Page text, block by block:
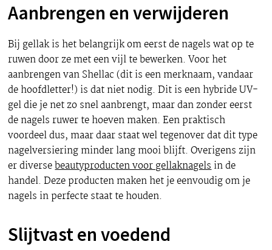
Aanbrengen en verwijderen
Bij gellak is het belangrijk om eerst de nagels wat op te
ruwen door ze met een vijl te bewerken. Voor het
aanbrengen van Shellac (dit is een merknaam, vandaar
de hoofdletter!) is dat niet nodig. Dit is een hybride UV-
gel die je net zo snel aanbrengt, maar dan zonder eerst
de nagels ruwer te hoeven maken. Een praktisch
voordeel dus, maar daar staat wel tegenover dat dit type
nagelversiering minder lang mooi blijft. Overigens zijn
er diversebeautyproducten voor gellaknagelsin de
handel. Deze producten maken het je eenvoudig om je
nagels in perfecte staat te houden.
Slijtvast en voedend